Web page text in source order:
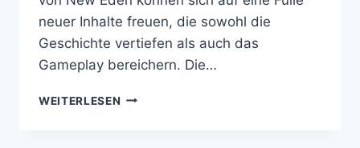
neuer Inhalte freuen, die sowohl die
Geschichte vertiefen als auch das
Gameplay bereichern. Die…
WEITERLESEN EVE